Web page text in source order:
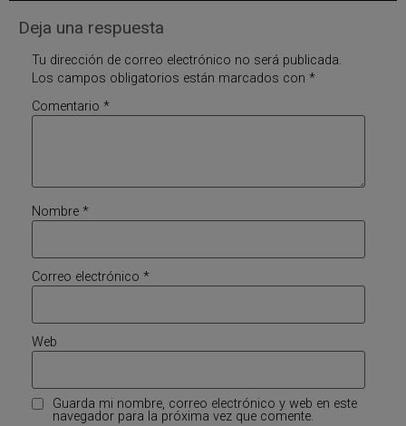
Deja una respuesta
Tu dirección de correo electrónico no será publicada.
Los campos obligatorios están marcados con *
Comentario *
Nombre *
Correo electrónico *
Web
Guarda mi nombre, correo electrónico y web en este
navegador para la próxima vez que comente.